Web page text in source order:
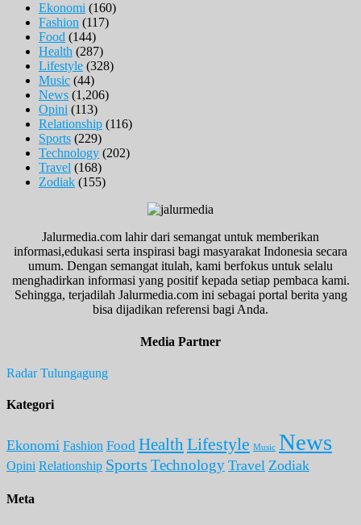
Ekonomi (160)
Fashion (117)
Food (144)
Health (287)
Lifestyle (328)
Music (44)
News (1,206)
Opini (113)
Relationship (116)
Sports (229)
Technology (202)
Travel (168)
Zodiak (155)
Jalurmedia.com lahir dari semangat untuk memberikan
informasi,edukasi serta inspirasi bagi masyarakat Indonesia secara
umum. Dengan semangat itulah, kami berfokus untuk selalu
menghadirkan informasi yang positif kepada setiap pembaca kami.
Sehingga, terjadilah Jalurmedia.com ini sebagai portal berita yang
bisa dijadikan referensi bagi Anda.
Media Partner
Radar Tulungagung
Kategori
Ekonomi Fashion Food Health Lifestyle Music News
Opini Relationship Sports Technology Travel Zodiak
Meta